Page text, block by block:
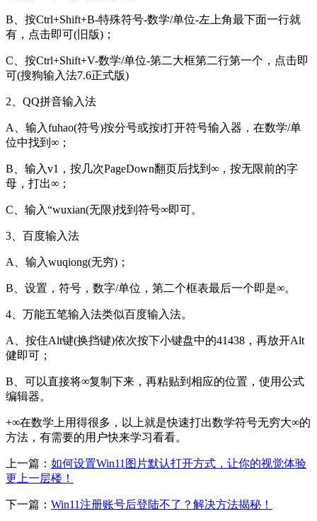
B、按Ctrl+Shift+B-特殊符号-数学/单位-左上角最下面一行就
有，点击即可(旧版)；
C、按Ctrl+Shift+V-数学/单位-第二大框第二行第一个，点击即
可(搜狗输入法7.6正式版)
2、QQ拼音输入法
A、输入fuhao(符号)按分号或按i打开符号输入器，在数学/单
位中找到∞；
B、输入v1，按几次PageDown翻页后找到∞，按无限前的字
母，打出∞；
C、输入“wuxian(无限)找到符号∞即可。
3、百度输入法
A、输入wuqiong(无穷)；
B、设置，符号，数字/单位，第二个框表最后一个即是∞。
4、万能五笔输入法类似百度输入法。
A、按住Alt键(换挡键)依次按下小键盘中的41438，再放开Alt
健即可；
B、可以直接将∞复制下来，再粘贴到相应的位置，使用公式
编辑器。
+∞在数学上用得很多，以上就是快速打出数学符号无穷大∞的
方法，有需要的用户快来学习看看。
上一篇： 如何设置Win11图片默认打开方式，让你的视觉体验
更上一层楼！
下一篇： Win11注册账号后登陆不了？解决方法揭秘！